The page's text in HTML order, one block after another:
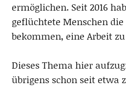
ermöglichen. Seit 2016
geflüchtete Menschen
bekommen, eine Arbeit
Dieses Thema hier
übrigens schon seit etwa